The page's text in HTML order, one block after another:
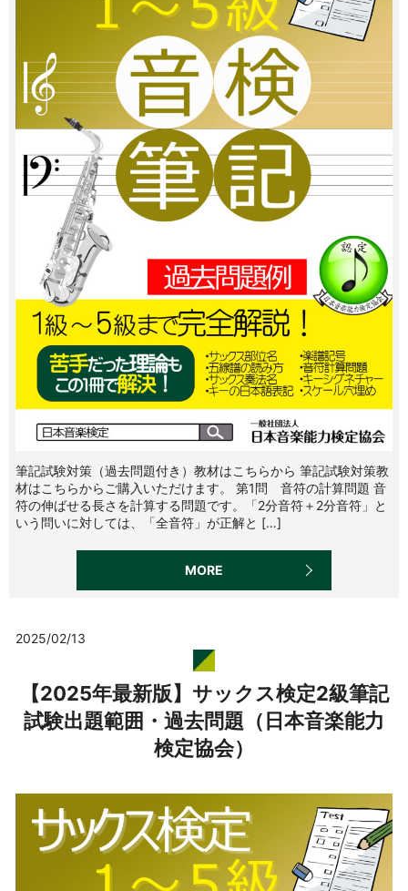
筆記試験対策（過去問題付き）教材はこちらから 筆記試験対策教
材はこちらからご購入いただけます。 第1問 音符の計算問題 音
符の伸ばせる長さを計算する問題です。「2分音符＋2分音符」と
いう問いに対しては、「全音符」が正解と […]
MORE
2025/02/13
【2025年最新版】サックス検定2級筆記
試験出題範囲・過去問題（日本音楽能力
検定協会）